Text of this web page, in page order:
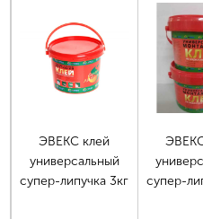
ЭВЕКС клей
универсальный
супер-липучка 3кг
супер-